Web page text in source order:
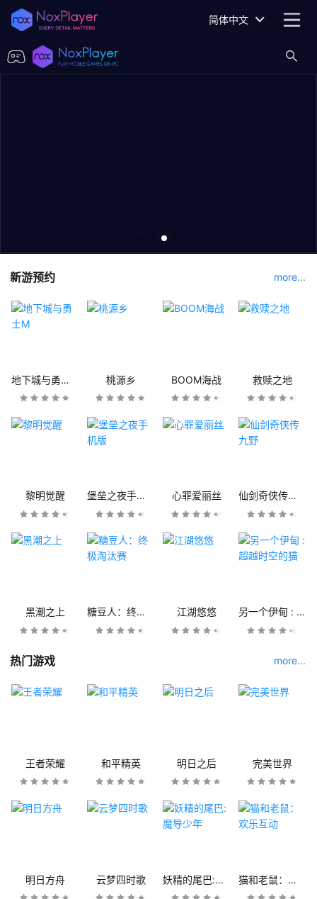
简体中文
新游预约 more...
地下城与勇士M 桃源乡 BOOM海战 救赎之地
黎明觉醒 堡垒之夜手机版 心罪爱丽丝 仙剑奇侠传九野
黑潮之上 糖豆人：终极淘汰赛 江湖悠悠 另一个伊甸 : 超越时空的猫
热门游戏 more...
王者荣耀 和平精英 明日之后 完美世界
明日方舟 云梦四时歌 妖精的尾巴:魔导少年 猫和老鼠：欢乐互动